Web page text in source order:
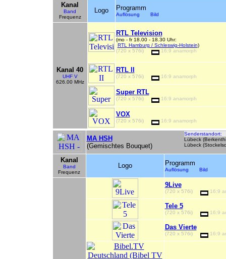
Kanal
Band
Frequenz
Logo Programm
Auflösung Bild
Kanal 40
UHF V
626.00 MHz
RTL Television
(mo - fr 18.00 - 18.30 Uhr:
RTL Hamburg / Schleswig-Holstein)
(720 x 576i) 16:9 anamorph
RTL II
(720 x 576i) 16:9 anamorph
Super RTL
(720 x 576i) 16:9 anamorph
VOX
(720 x 576i) 16:9 anamorph
MA HSH
(Gemischtes Bouquet)
Senderstandort:
Lübeck
Lübeck
Kanal
Band
Frequenz
Logo Programm
Auflösung Bild
9Live
(720 x 576i) 16:9
Tele 5
(720 x 576i) 16:9
Das Vierte
(720 x 576i) 16:9